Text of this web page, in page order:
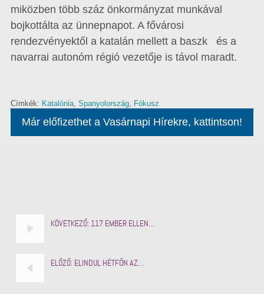
miközben több száz önkormányzat munkával
bojkottálta az ünnepnapot. A fővárosi
rendezvényektől a katalán mellett a baszk és a
navarrai autonóm régió vezetője is távol maradt.
Címkék: Katalónia, Spanyolország, Fókusz
Már előfizethet a Vasárnapi Hírekre, kattintson!
KÖVETKEZŐ: 117 EMBER ELLEN…
ELŐZŐ: ELINDUL HÉTFŐN AZ…